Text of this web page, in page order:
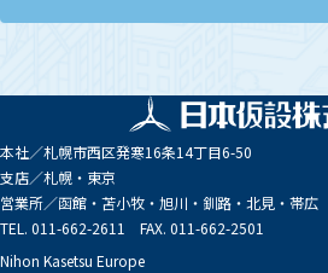
本社／札幌市西区発寒16条14丁目6-50
支店／札幌・東京
営業所／函館・苫小牧・旭川・釧路・北見・帯広
TEL. 011-662-2611 FAX. 011-662-2501
Nihon Kasetsu Europe